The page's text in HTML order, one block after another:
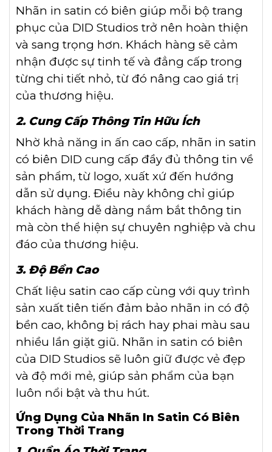
Nhãn in satin có biên giúp mỗi bộ trang
phục của DID Studios trở nên hoàn thiện
và sang trọng hơn. Khách hàng sẽ cảm
nhận được sự tinh tế và đẳng cấp trong
từng chi tiết nhỏ, từ đó nâng cao giá trị
của thương hiệu.
2. Cung Cấp Thông Tin Hữu Ích
Nhờ khả năng in ấn cao cấp, nhãn in satin
có biên DID cung cấp đầy đủ thông tin về
sản phẩm, từ logo, xuất xứ đến hướng
dẫn sử dụng. Điều này không chỉ giúp
khách hàng dễ dàng nắm bắt thông tin
mà còn thể hiện sự chuyên nghiệp và chu
đáo của thương hiệu.
3. Độ Bền Cao
Chất liệu satin cao cấp cùng với quy trình
sản xuất tiên tiến đảm bảo nhãn in có độ
bền cao, không bị rách hay phai màu sau
nhiều lần giặt giũ. Nhãn in satin có biên
của DID Studios sẽ luôn giữ được vẻ đẹp
và độ mới mẻ, giúp sản phẩm của bạn
luôn nổi bật và thu hút.
Ứng Dụng Của Nhãn In Satin Có Biên
Trong Thời Trang